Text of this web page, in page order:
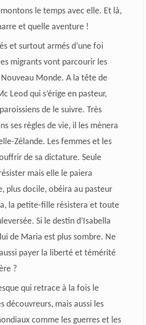
le temps avec elle. Et là,
et quelle aventure !
et surtout armés d’une foi
migrants vont parcourir les
Monde. A la tête de
Leod qui s’érige en pasteur,
de le suivre. Très
ses règles de vie, il les mènera
Zélande. Les femmes et les
de sa dictature. Seule
mais elle le paiera
plus docile, obéira au pasteur
la petite-fille résistera et toute
Si le destin d’Isabella
de Maria est plus sombre. Ne
payer la liberté et témérité
?
qui retrace à la fois le
découvreurs, mais aussi les
comme les guerres et les